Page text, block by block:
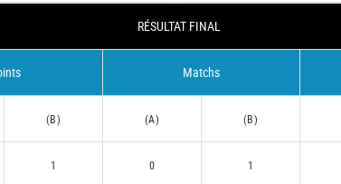
RÉSULTAT FINAL
Matchs
(B) (A) (B)
1 0 1